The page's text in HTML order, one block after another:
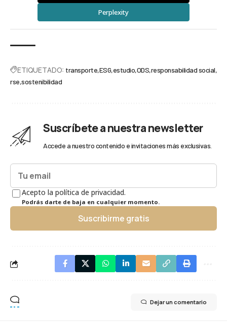
Perplexity
ETIQUETADO: transporte ESG estudio ODS responsabilidad social
rse sostenibilidad
Suscríbete a nuestra newsletter
Accede a nuestro contenido e invitaciones más exclusivas.
Acepto la política de privacidad.
Podrás darte de baja en cualquier momento.
Suscribirme gratis
Dejar un comentario